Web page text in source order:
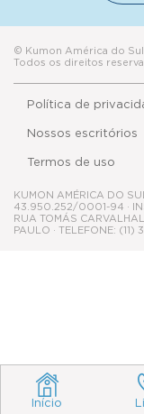
Início
© Kumon América do
Todos os direitos
Política de
Termos de uso
Nossos escritórios
KUMON AMÉRICA DO
43.950.252/0001-94 ·
RUA TOMÁS
PAULO · TELEFONE: